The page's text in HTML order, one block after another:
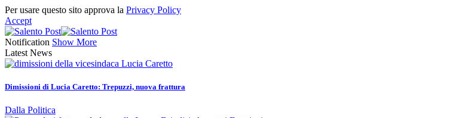
Per usare questo sito approva la Privacy Policy
Accept
Notification Show More
Latest News
Dimissioni di Lucia Caretto: Trepuzzi, nuova frattura
Dalla Politica